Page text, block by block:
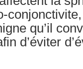
qu’il
d’éviter